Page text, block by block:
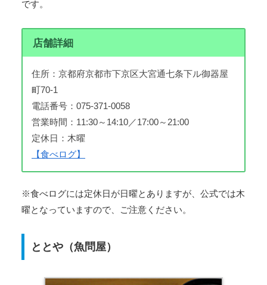
です。
店舗詳細
住所：京都府京都市下京区大宮通七条下ル御器屋
町70-1
電話番号：075-371-0058
営業時間：11:30～14:10／17:00～21:00
定休日：木曜
【食べログ】
※食べログには定休日が日曜とありますが、公式では木
曜となっていますので、ご注意ください。
ととや（魚問屋）